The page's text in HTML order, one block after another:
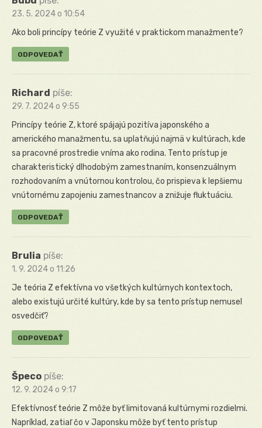
23. 5. 2024 o 10:54
Ako boli princípy teórie Z využité v praktickom manažmente?
ODPOVEDAŤ
Richard píše:
29. 7. 2024 o 9:55
Princípy teórie Z, ktoré spájajú pozitíva japonského a
amerického manažmentu, sa uplatňujú najmä v kultúrach, kde
sa pracovné prostredie vníma ako rodina. Tento prístup je
charakteristický dlhodobým zamestnaním, konsenzuálnym
rozhodovaním a vnútornou kontrolou, čo prispieva k lepšiemu
vnútornému zapojeniu zamestnancov a znižuje fluktuáciu.
ODPOVEDAŤ
Brulia píše:
1. 9. 2024 o 11:26
Je teória Z efektívna vo všetkých kultúrnych kontextoch,
alebo existujú určité kultúry, kde by sa tento prístup nemusel
osvedčiť?
ODPOVEDAŤ
Špeco píše:
12. 9. 2024 o 9:17
Efektívnosť teórie Z môže byť limitovaná kultúrnymi rozdielmi.
Napríklad, zatiaľ čo v Japonsku môže byť tento prístup